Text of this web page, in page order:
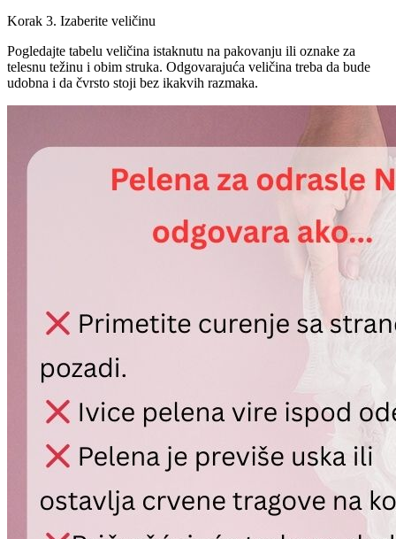
Korak 3. Izaberite veličinu
Pogledajte tabelu veličina istaknutu na pakovanju ili oznake za
telesnu težinu i obim struka. Odgovarajuća veličina treba da bude
udobna i da čvrsto stoji bez ikakvih razmaka.